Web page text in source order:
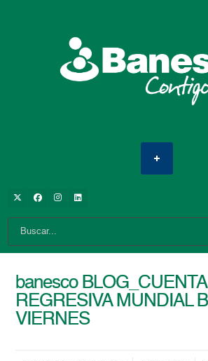
banesco BLOG_CUENTA
REGRESIVA MUNDIAL
VIERNES